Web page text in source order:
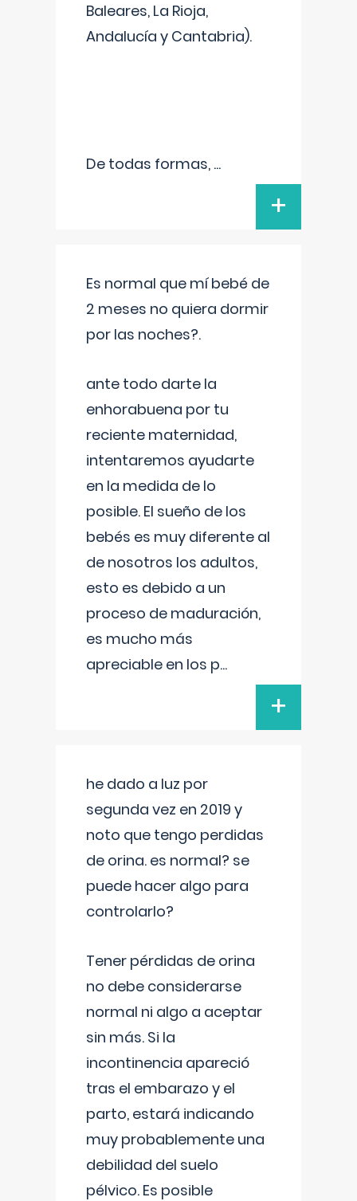
Baleares, La Rioja,
Andalucía y Cantabria).
De todas formas, ...
+
Es normal que mí bebé de
2 meses no quiera dormir
por las noches?.
ante todo darte la
enhorabuena por tu
reciente maternidad,
intentaremos ayudarte
en la medida de lo
posible. El sueño de los
bebés es muy diferente al
de nosotros los adultos,
esto es debido a un
proceso de maduración,
es mucho más
apreciable en los p...
+
he dado a luz por
segunda vez en 2019 y
noto que tengo perdidas
de orina. es normal? se
puede hacer algo para
controlarlo?
Tener pérdidas de orina
no debe considerarse
normal ni algo a aceptar
sin más. Si la
incontinencia apareció
tras el embarazo y el
parto, estará indicando
muy probablemente una
debilidad del suelo
pélvico. Es posible